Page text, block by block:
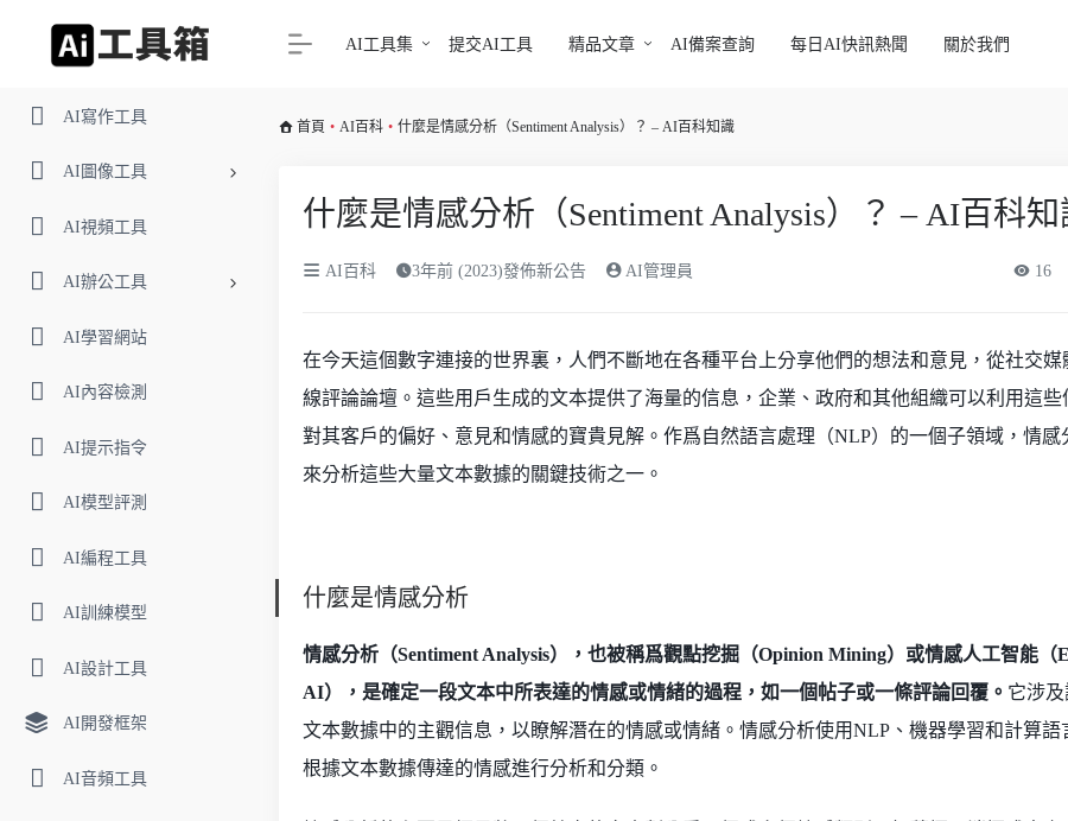
AI寫作工具
AI圖像工具
AI視頻工具
AI辦公工具
AI學習網站
AI內容檢測
AI提示指令
AI模型評測
AI編程工具
AI訓練模型
AI設計工具
AI開發框架
AI音頻工具
AI工具集 提交AI工具 精品文章 AI備案查詢 每日AI快訊熱聞 關於我們
首頁 • AI百科 • 什麼是情感分析（Sentiment Analysis）？ – AI百科知識
什麼是情感分析（Sentiment Analysis）？ – AI百科知
AI百科 3年前 (2023)發佈新公告 AI管理員 16
在今天這個數字連接的世界裏，人們不斷地在各種平台上分享他們的想法和意見，從社交媒
線評論論壇。這些用戶生成的文本提供了海量的信息，企業、政府和其他組織可以利用這些
對其客戶的偏好、意見和情感的寶貴見解。作爲自然語言處理（NLP）的一個子領域，情感
來分析這些大量文本數據的關鍵技術之一。
什麼是情感分析
情感分析（Sentiment Analysis），也被稱爲觀點挖掘（Opinion Mining）或情感人工智能（
AI），是確定一段文本中所表達的情感或情緒的過程，如一個帖子或一條評論回覆。 它涉
文本數據中的主觀信息，以瞭解潛在的情感或情緒。情感分析使用NLP、機器學習和計算語
根據文本數據傳達的情感進行分析和分類。